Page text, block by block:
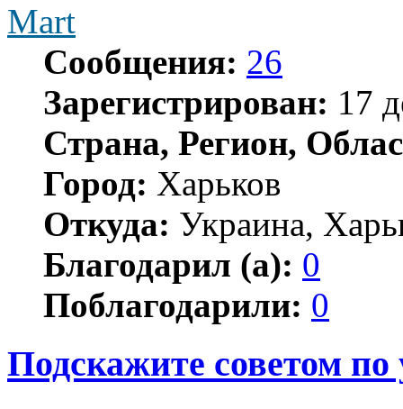
Mart
Сообщения: 26
Зарегистрирован: 17
Страна, Регион,
Город: Харьков
Откуда: Украина,
Благодарил (а): 0
Поблагодарили: 0
Подскажите советом по